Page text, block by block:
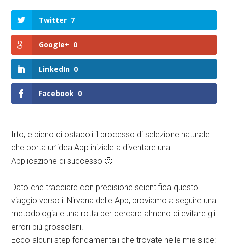
Twitter 7
Google+ 0
LinkedIn 0
Facebook 0
Irto, e pieno di ostacoli il processo di selezione naturale
che porta un’idea App iniziale a diventare una
Applicazione di successo 🙂
Dato che tracciare con precisione scientifica questo
viaggio verso il Nirvana delle App, proviamo a seguire una
metodologia e una rotta per cercare almeno di evitare gli
errori più grossolani.
Ecco alcuni step fondamentali che trovate nelle mie slide: